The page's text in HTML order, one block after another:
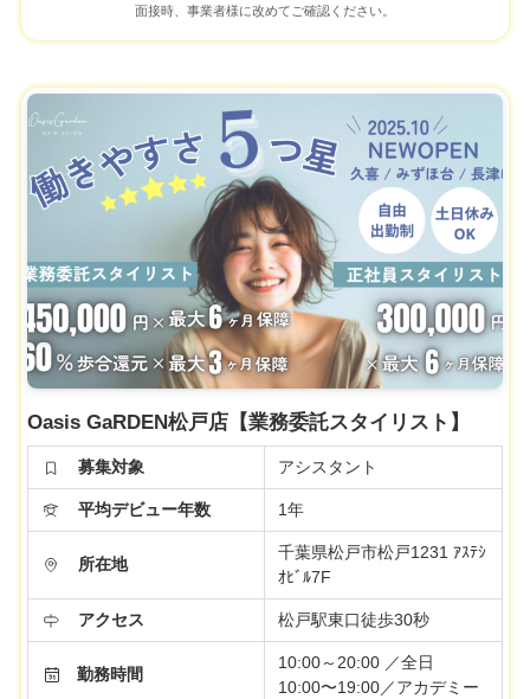
面接時、事業者様に改めてご確認ください。
Oasis GaRDEN松戸店【業務委託スタイリスト】
募集対象 アシスタント
平均デビュー年数 1年
所在地
千葉県松戸市松戸1231 ｱｽﾃｼ
ｵﾋﾞﾙ7F
アクセス 松戸駅東口徒歩30秒
勤務時間
10:00～20:00 ／全日
10:00〜19:00／アカデミー